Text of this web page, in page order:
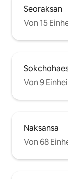
Seoraksan
Von 15
Von 9
Naksansa
Von 68